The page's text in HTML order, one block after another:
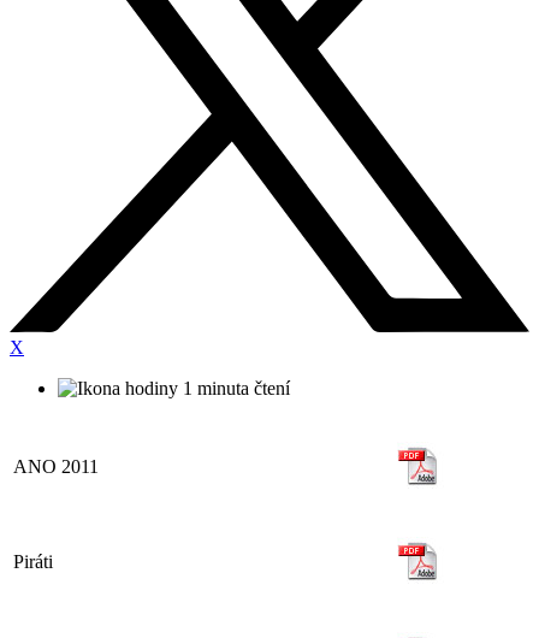
X
1 minuta čtení
ANO 2011
Piráti